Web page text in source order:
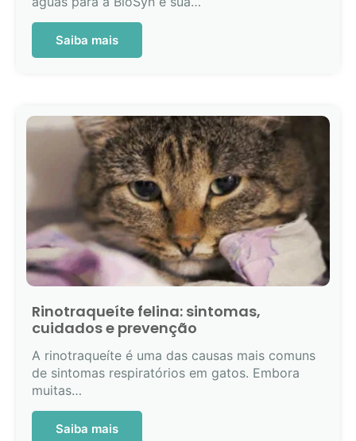
Saiba mais
Rinotraqueíte felina: sintomas,
cuidados e prevenção
A rinotraqueíte é uma das causas mais comuns
de sintomas respiratórios em gatos. Embora
muitas…
Saiba mais